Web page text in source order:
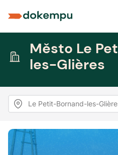
Město Le
les-Glières
Le Petit-Bornand-les-